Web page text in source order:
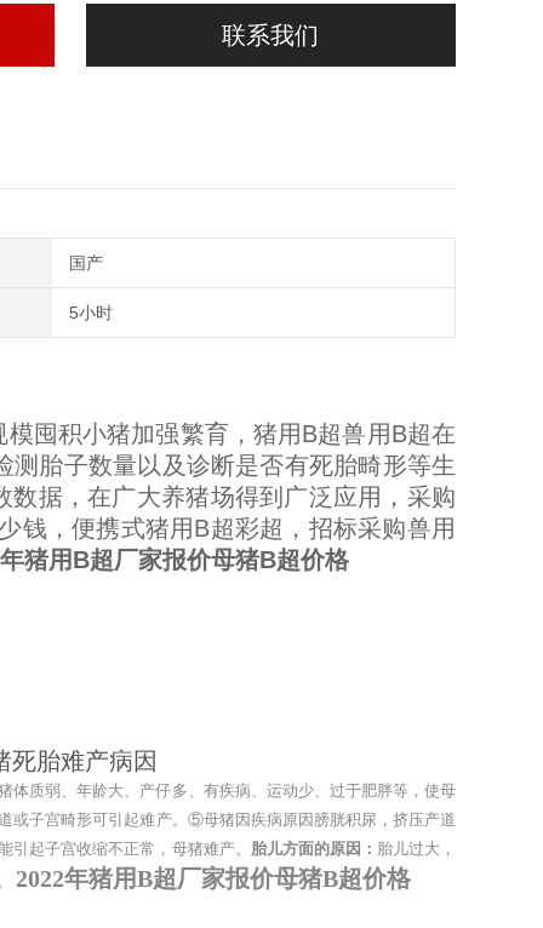
联系我们
国产
5小时
囤积小猪加强繁育，猪用B超兽用B超在
胎子数量以及诊断是否有死胎畸形等生
据，在广大养猪场得到广泛应用，采购
钱，便携式猪用B超彩超，招标采购兽用
猪用B超厂家报价母猪B超价格
死胎难产病因
体质弱、年龄大、产仔多、有疾病、运动少、过于肥胖等，使母
子宫畸形可引起难产。 ⑤母猪因疾病原因膀胱积尿，挤压产道
起子宫收缩不正常，母猪难产。 胎儿方面的原因： 胎儿过大，
2022年猪用B超厂家报价母猪B超价格